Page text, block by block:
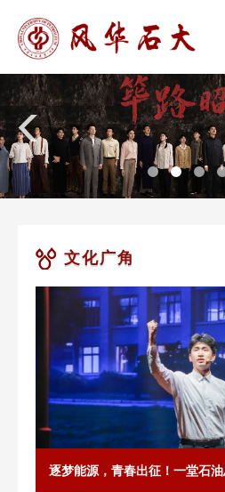
文化广角
逐梦能源，青春出征！一堂石